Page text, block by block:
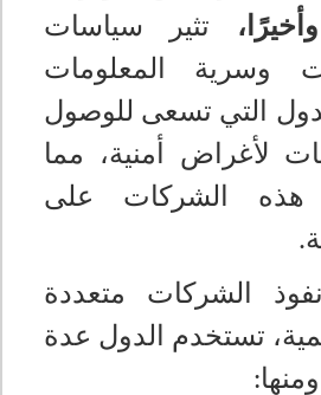
وأخيرًا، تثير سياسات
وسرية المعلومات
التي تسعى للوصول
لأغراض أمنية، مما
هذه الشركات على
.
الشركات متعددة
تستخدم الدول عدة
: